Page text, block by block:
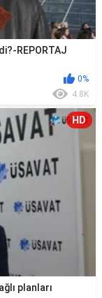
REPORTAJ
0%
4.8K
HD
planları